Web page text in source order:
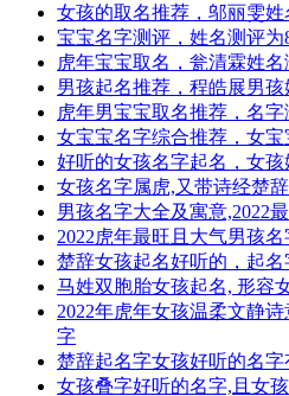
女孩的取名推荐，邬丽雯姓
宝宝名字测评，姓名测评为
虎年宝宝取名，瓮清霖姓名
男孩起名推荐，程皓展男孩
虎年男宝宝取名推荐，名
女宝宝名字综合推荐，女
好听的女孩名字起名，女
女孩名字属虎,又带诗经楚
男孩名字大全及寓意,2022
2022虎年最旺且大气男孩
楚辞女孩起名好听的，起名
马姓双胞胎女孩起名, 形容
2022年虎年女孩温柔文静
字
楚辞起名字女孩好听的名字
女孩叠字好听的名字,且女